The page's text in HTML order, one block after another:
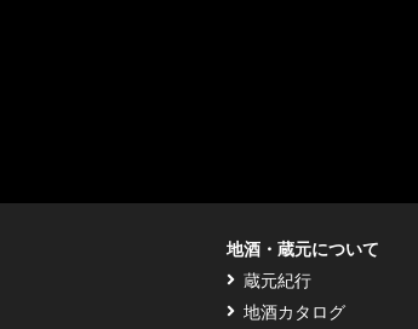
地酒・蔵元について
蔵元紀行
地酒カタログ